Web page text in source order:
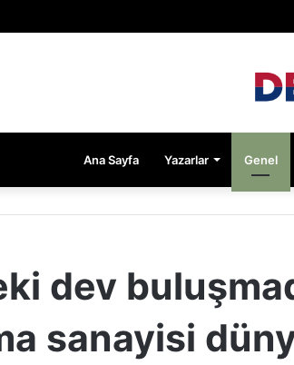
Ana Sayfa Yazarlar Genel
dev
sanayisi